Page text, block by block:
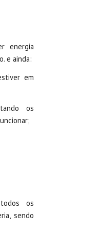
energia
e ainda:
em
os
os
sendo